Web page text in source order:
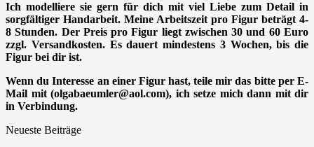
Ich modelliere sie gern für dich mit viel Liebe zum Detail in
sorgfältiger Handarbeit. Meine Arbeitszeit pro Figur beträgt 4-
8 Stunden. Der Preis pro Figur liegt zwischen 30 und 60 Euro
zzgl. Versandkosten. Es dauert mindestens 3 Wochen, bis die
Figur bei dir ist.
Wenn du Interesse an einer Figur hast, teile mir das bitte per E-
Mail mit (olgabaeumler@aol.com), ich setze mich dann mit dir
in Verbindung.
Neueste Beiträge